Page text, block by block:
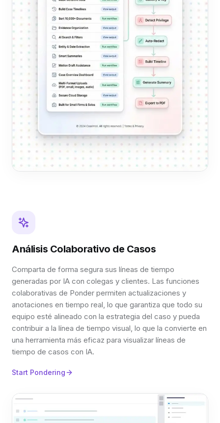
Análisis Colaborativo de Casos
Comparta de forma segura sus líneas de tiempo
generadas por IA con colegas y clientes. Las funciones
colaborativas de Ponder permiten actualizaciones y
anotaciones en tiempo real, lo que garantiza que todo su
equipo esté alineado con la estrategia del caso y pueda
contribuir a la línea de tiempo visual, lo que la convierte en
una herramienta más eficaz para visualizar líneas de
tiempo de casos con IA.
Start Pondering